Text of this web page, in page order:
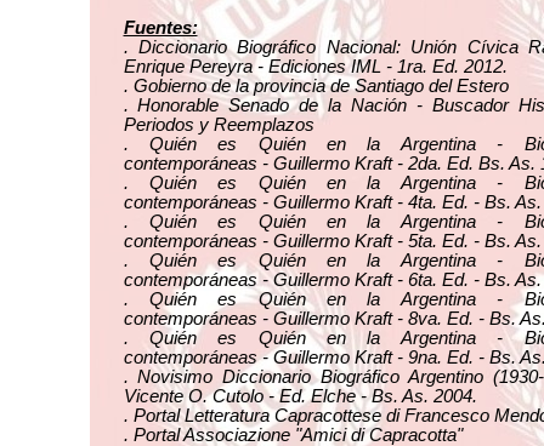
Fuentes:
. Diccionario Biográfico Nacional: Unión Cívica
Enrique Pereyra - Ediciones IML - 1ra. Ed. 2012.
. Gobierno de la provincia de Santiago del Estero
. Honorable Senado de la Nación - Buscador
Periodos y Reemplazos
. Quién es Quién en la Argentina -
contemporáneas - Guillermo Kraft - 2da. Ed. Bs. As.
. Quién es Quién en la Argentina -
contemporáneas - Guillermo Kraft - 4ta. Ed. - Bs. As.
. Quién es Quién en la Argentina -
contemporáneas - Guillermo Kraft - 5ta. Ed. - Bs. As.
. Quién es Quién en la Argentina -
contemporáneas - Guillermo Kraft - 6ta. Ed. - Bs. As.
. Quién es Quién en la Argentina -
contemporáneas - Guillermo Kraft - 8va. Ed. - Bs.
. Quién es Quién en la Argentina -
contemporáneas - Guillermo Kraft - 9na. Ed. - Bs.
. Novisimo Diccionario Biográfico Argentino
Vicente O. Cutolo - Ed. Elche - Bs. As. 2004.
. Portal Letteratura Capracottese di Francesco
. Portal Associazione "Amici di Capracotta"